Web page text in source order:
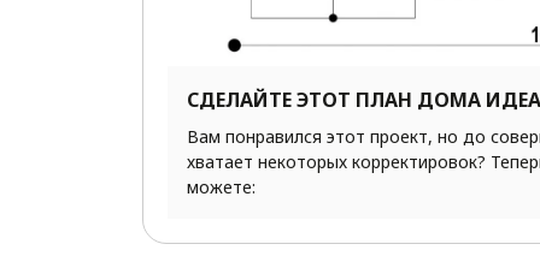
СДЕЛАЙТЕ ЭТОТ ПЛАН ДОМА
Вам понравился этот проект, но до
хватает некоторых корректировок?
можете: